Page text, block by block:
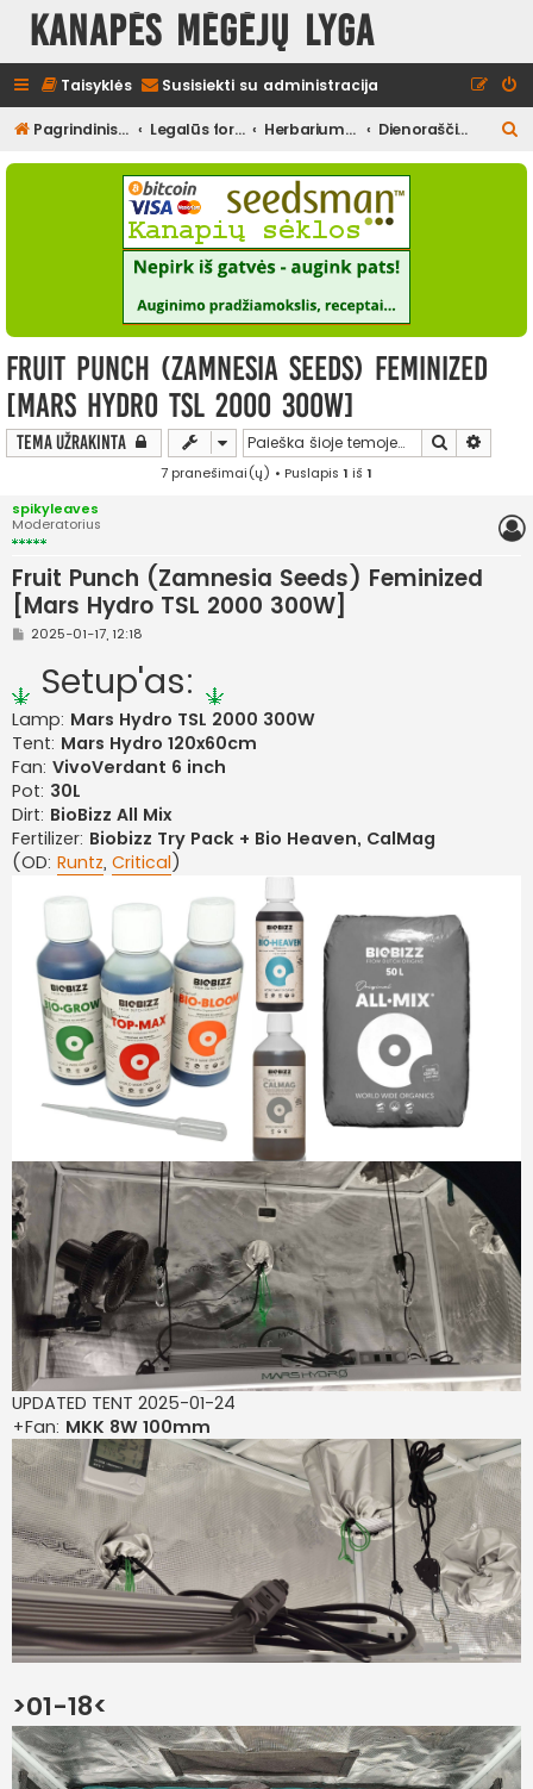
Kanapės mėgėjų lyga
Taisyklės Susisiekti su administracija
Pagrindinis diskusijų puslapis Legalūs forumai Herbariumas Dienoraščiai (užbaigti)
e
Fruit Punch (Zamnesia Seeds) Feminized
[Mars Hydro TSL 2000 300W]
Tema užrakinta Ieškoti
7 pranešimai(ų) • Puslapis 1 iš 1
spikyleaves
Moderatorius
Fruit Punch (Zamnesia Seeds) Feminized
[Mars Hydro TSL 2000 300W]
S
d
a
r
t
n
ė
2025-01-17, 12:18
Setup'as:
Lamp: Mars Hydro TSL 2000 300W
Tent: Mars Hydro 120x60cm
Fan: VivoVerdant 6 inch
Pot: 30L
Dirt: BioBizz All Mix
Fertilizer: Biobizz Try Pack + Bio Heaven, CalMag
(OD: Runtz, Critical)
UPDATED TENT 2025-01-24
+Fan: MKK 8W 100mm
>01-18<